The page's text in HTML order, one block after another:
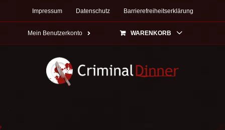
Impressum Datenschutz Barrierefreiheitserklärung
Mein Benutzerkonto WARENKORB